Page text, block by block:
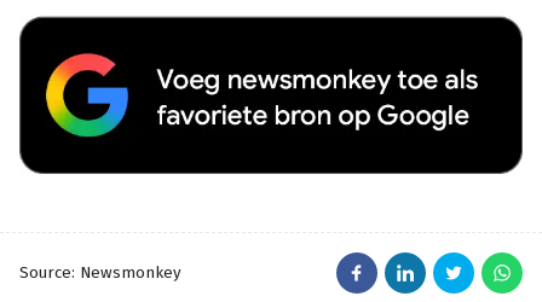
Source: Newsmonkey